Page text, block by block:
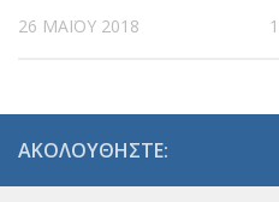
26 ΜΑΪ́ΟΥ 2018
ΑΚΟΛΟΥΘΉΣΤΕ: